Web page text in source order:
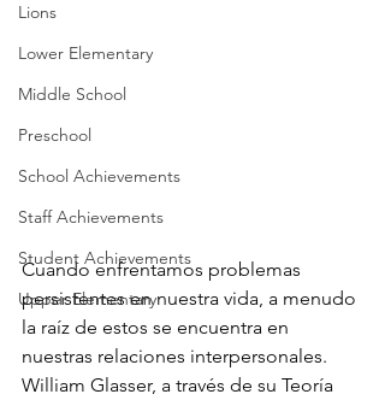
Lions
Lower Elementary
Middle School
Preschool
School Achievements
Staff Achievements
Student Achievements
Upper Elementary
Cuando enfrentamos problemas
persistentes en nuestra vida, a menudo
la raíz de estos se encuentra en
nuestras relaciones interpersonales.
William Glasser, a través de su Teoría